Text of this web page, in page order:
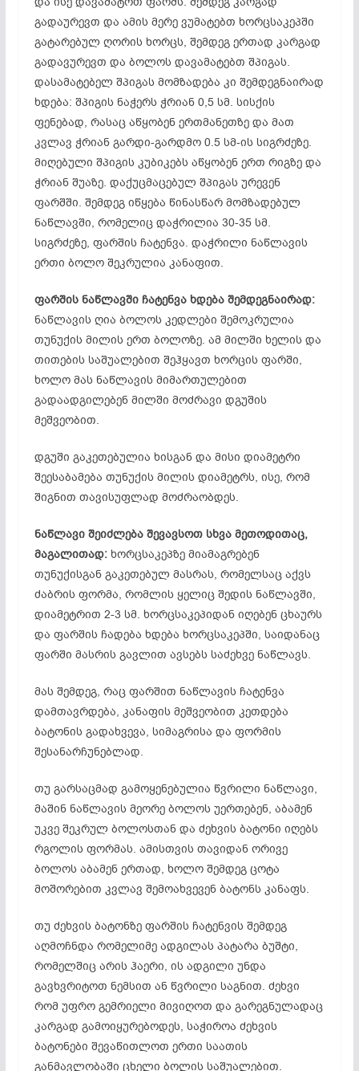
გადაურევთ და ამის მერე ვუმატებთ ხორცსაკეპში
გატარებულ ღორის ხორცს, შემდეგ ერთად კარგად
გადავურევთ და ბოლოს დავამატებთ შპიგას.
დასამატებელ შპიგას მომზადება კი შემდეგნაირად
ხდება: შპიგის ნაჭერს ჭრიან 0,5 სმ. სისქის
ფენებად, რასაც აწყობენ ერთმანეთზე და მათ
კვლავ ჭრიან გარდი-გარდმო 0.5 სმ-ის სიგრძეზე.
მიღებული შპიგის კუბიკებს აწყობენ ერთ რიგზე და
ჭრიან შუაზე. დაქუცმაცებულ შპიგას ურევენ
ფარშში. შემდეგ იწყება წინასწარ მომზადებულ
ნაწლავში, რომელიც დაჭრილია 30-35 სმ.
სიგრძეზე, ფარშის ჩატენვა. დაჭრილი ნაწლავის
ერთი ბოლო შეკრულია კანაფით.
ფარშის ნაწლავში ჩატენვა ხდება შემდეგნაირად:
ნაწლავის ღია ბოლოს კედლები შემოკრულია
თუნუქის მილის ერთ ბოლოზე. ამ მილში ხელის და
თითების საშუალებით შეჰყავთ ხორცის ფარში,
ხოლო მას ნაწლავის მიმართულებით
გადაადგილებენ მილში მოძრავი დგუშის
მეშვეობით.
დგუში გაკეთებულია ხისგან და მისი დიამეტრი
შეესაბამება თუნუქის მილის დიამეტრს, ისე, რომ
შიგნით თავისუფლად მოძრაობდეს.
ნაწლავი შეიძლება შევავსოთ სხვა მეთოდითაც,
მაგალითად:ხორცსაკეპზე მიამაგრებენ
თუნუქისგან გაკეთებულ მასრას, რომელსაც აქვს
ძაბრის ფორმა, რომლის ყელიც შედის ნაწლავში,
დიამეტრით 2-3 სმ. ხორცსაკეპიდან იღებენ ცხაურს
და ფარშის ჩადება ხდება ხორცსაკეპში, საიდანაც
ფარში მასრის გავლით ავსებს საძეხვე ნაწლავს.
მას შემდეგ, რაც ფარშით ნაწლავის ჩატენვა
დამთავრდება, კანაფის მეშვეობით კეთდება
ბატონის გადახვევა, სიმაგრისა და ფორმის
შესანარჩუნებლად.
თუ გარსაცმად გამოყენებულია წვრილი ნაწლავი,
მაშინ ნაწლავის მეორე ბოლოს უერთებენ, აბამენ
უკვე შეკრულ ბოლოსთან და ძეხვის ბატონი იღებს
რგოლის ფორმას. ამისთვის თავიდან ორივე
ბოლოს აბამენ ერთად, ხოლო შემდეგ ცოტა
მოშორებით კვლავ შემოახვევენ ბატონს კანაფს.
თუ ძეხვის ბატონზე ფარშის ჩატენვის შემდეგ
აღმოჩნდა რომელიმე ადგილას პატარა ბუშტი,
რომელშიც არის ჰაერი, ის ადგილი უნდა
გავხვრიტოთ ნემსით ან წვრილი საგნით. ძეხვი
რომ უფრო გემრიელი მივიღოთ და გარეგნულადაც
კარგად გამოიყურებოდეს, საჭიროა ძეხვის
ბატონები შევაწითლოთ ერთი საათის
განმავლობაში ცხელი ბოლის საშუალებით.